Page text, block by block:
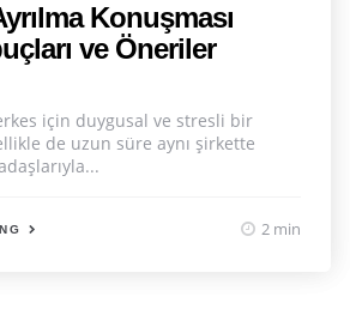
Konuşması
ve Öneriler
için duygusal ve stresli bir
de uzun süre aynı şirkette
2 min